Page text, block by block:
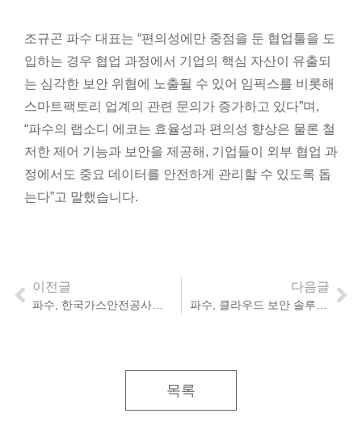
조규곤 파수 대표는 “편의성에만 중점을 둔 협업툴을 도
입하는 경우 협업 과정에서 기업의 핵심 자산이 유출되
는 심각한 보안 위협에 노출될 수 있어 임픽스를 비롯해
스마트팩토리 업계의 관련 문의가 증가하고 있다”며,
“파수의 랩소디 에코는 효율성과 편의성 향상은 물론 철
저한 제어 기능과 보안을 제공해, 기업들이 외부 협업 과
정에서도 중요 데이터를 안전하게 관리할 수 있도록 돕
는다”고 말했습니다.
이전글 다음글
목록